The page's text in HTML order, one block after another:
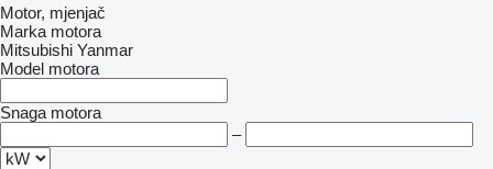
Motor, mjenjač
Marka motora
Mitsubishi Yanmar
Model motora
Snaga motora
–